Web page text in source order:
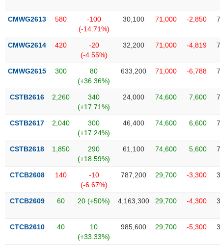
CMWG2613 580
-100
(-14.71%)
30,100 71,000 -2,850
CMWG2614 420
-20
(-4.55%)
32,200 71,000 -4,819
CMWG2615 300
80
(+36.36%)
633,200 71,000 -6,788
CSTB2616 2,260
340
(+17.71%)
24,000 74,600 7,600
CSTB2617 2,040
300
(+17.24%)
46,400 74,600 6,600
CSTB2618 1,850
290
(+18.59%)
61,100 74,600 5,600
CTCB2608 140
-10
(-6.67%)
787,200 29,700 -3,300
CTCB2609 60 20 (+50%) 4,163,300 29,700 -4,300
CTCB2610 40
10
(+33.33%)
985,600 29,700 -5,300
Mã
chứng
(-)
Cổ phiếu Chỉ số
đạo
(-)
Tất cả Người nội bộ Người liên quan Cổ đông lớn
Tin
tức
Bài
viết